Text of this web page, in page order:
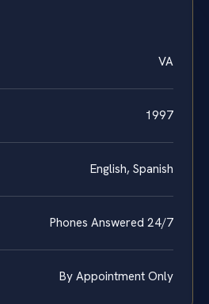
VA
1997
English, Spanish
Phones Answered 24/7
By Appointment Only